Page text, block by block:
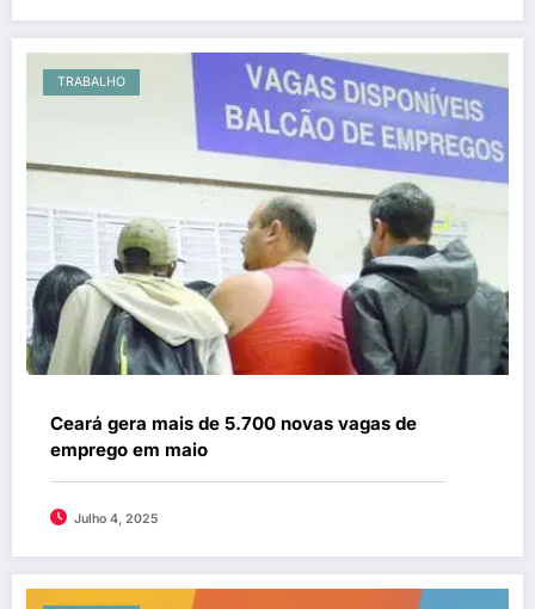
TRABALHO
Ceará gera mais de 5.700 novas vagas de
emprego em maio
Julho 4, 2025